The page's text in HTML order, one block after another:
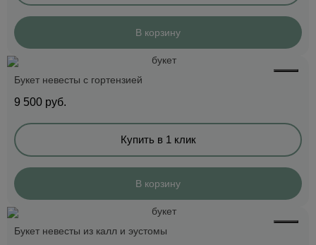
В корзину
Букет невесты с гортензией
9 500 руб.
Купить в 1 клик
В корзину
Букет невесты из калл и эустомы